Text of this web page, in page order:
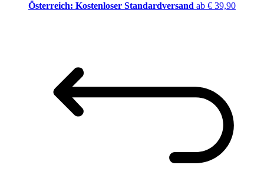
Österreich: Kostenloser Standardversand ab € 39,90